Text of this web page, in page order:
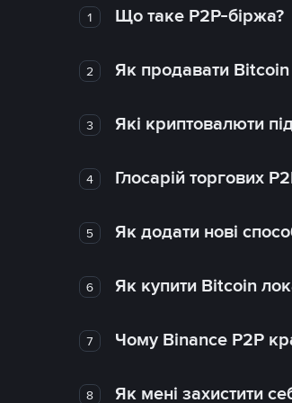
1 Що таке P2P-біржа?
2 Як продавати
3 Які криптовалюти
4 Глосарій торгових
5 Як додати нові
6 Як купити Bitcoin
7 Чому Binance P2P
8 Як мені захистити